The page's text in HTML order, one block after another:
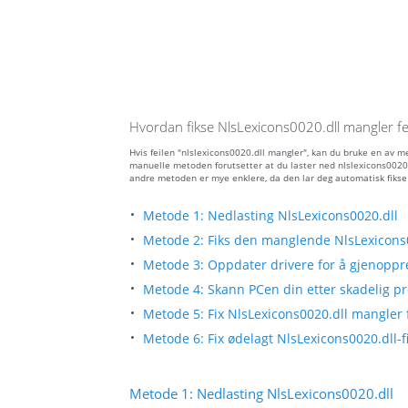
Hvordan fikse NlsLexicons0020.dll mangler
Hvis feilen "nlslexicons0020.dll mangler", kan du bruke en av
manuelle metoden forutsetter at du laster ned
andre metoden er mye enklere, da den lar deg automatisk
Metode 1: Nedlasting NlsLexicons0020.dll
Metode 2: Fiks den manglende
Metode 3: Oppdater drivere for å
Metode 4: Skann PCen din etter skadelig
Metode 5: Fix NlsLexicons0020.dll mangler
Metode 6: Fix ødelagt
Metode 1: Nedlasting NlsLexicons0020.dll